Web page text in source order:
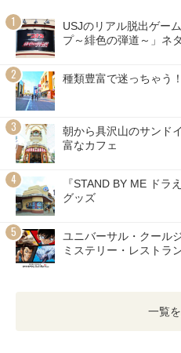
USJのリアル脱出ゲー
プ～緋色の弾道～」ネ
種類豊富で迷っちゃう
朝から具沢山のサンド
富なカフェ
『STAND BY ME ドラ
グッズ
ユニバーサル・クール
ミステリー・レストラ
一覧